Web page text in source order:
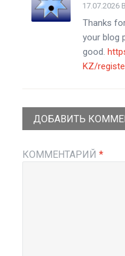
17.07.2026
Thanks
your blog
good.
KZ/
ДОБАВИТЬ
КОММЕНТАРИЙ*